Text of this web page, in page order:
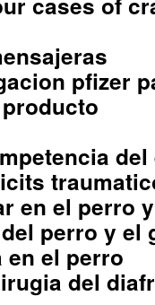
pfizer
en el perro
perro y el
el perro
del